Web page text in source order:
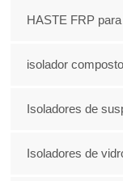
HASTE FRP
isolador
Isoladores de
Isoladores de